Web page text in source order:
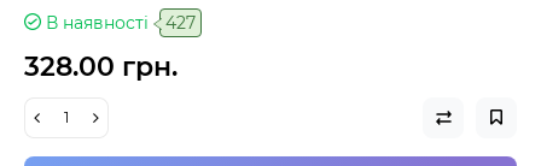
В наявності 427
328.00 грн.